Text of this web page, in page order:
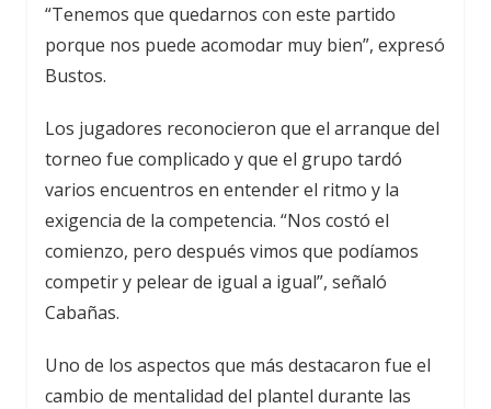
“Tenemos que quedarnos con este partido
porque nos puede acomodar muy bien”, expresó
Bustos.
Los jugadores reconocieron que el arranque del
torneo fue complicado y que el grupo tardó
varios encuentros en entender el ritmo y la
exigencia de la competencia. “Nos costó el
comienzo, pero después vimos que podíamos
competir y pelear de igual a igual”, señaló
Cabañas.
Uno de los aspectos que más destacaron fue el
cambio de mentalidad del plantel durante las